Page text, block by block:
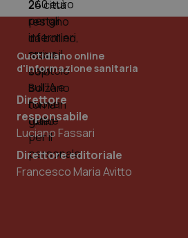
Quotidiano online
d'informazione sanitaria
Direttore
responsabile
Luciano Fassari
Direttore editoriale
Francesco Maria Avitto
PHPSESSID